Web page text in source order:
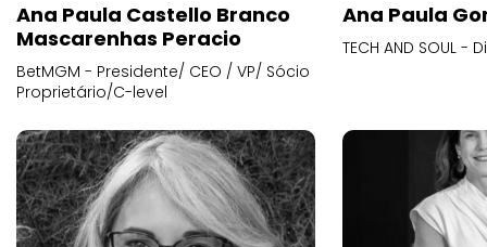
Ana Paula Castello Branco
Mascarenhas Peracio
BetMGM - Presidente/ CEO / VP/ Sócio
Proprietário/C-level
Ana Paula
TECH AND SOUL